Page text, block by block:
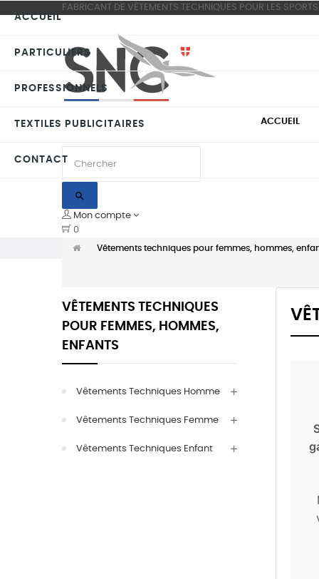
FABRICANT DE VÊTEMENTS TECHNIQUES POUR LES
ACCUEIL
search
Mon compte
0
Vêtements techniques pour femmes, hommes,
VÊTEMENTS TECHNIQUES
POUR FEMMES, HOMMES,
ENFANTS
Vêtements Techniques Homme
Vêtements Techniques Femme
Vêtements Techniques Enfant
ACCUEIL
PARTICULIERS
PROFESSIONNELS
TEXTILES PUBLICITAIRES
CONTACT